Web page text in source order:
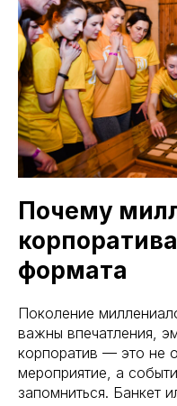
Почему
формата
Поколение
важны впечатления,
корпоратив — это не
мероприятие, а
запомниться. Банкет